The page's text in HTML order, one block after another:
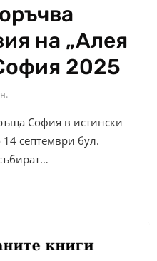
на „Алея
2025
София в истински
14 септември бул.